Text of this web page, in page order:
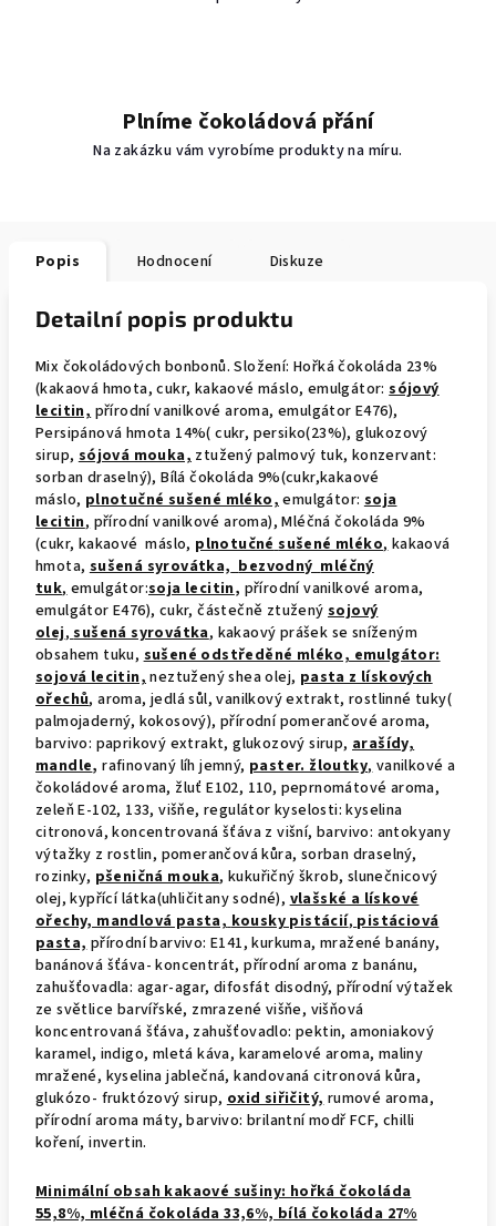
Plníme čokoládová přání
Na zakázku vám vyrobíme produkty na míru.
Popis Hodnocení Diskuze
Detailní popis produktu
Mix čokoládových bonbonů. Složení: Hořká čokoláda 23%
(kakaová hmota, cukr, kakaové máslo, emulgátor: sójový
lecitin,přírodní vanilkové aroma, emulgátor E476),
Persipánová hmota 14%( cukr, persiko(23%), glukozový
sirup, sójová mouka, ztužený palmový tuk, konzervant:
sorban draselný), Bílá čokoláda 9%(cukr,kakaové
máslo, plnotučné sušené mléko,emulgátor: soja
lecitin,přírodní vanilkové aroma), Mléčná čokoláda 9%
(cukr, kakaové máslo, plnotučnésušené mléko,kakaová
hmota, sušená syrovátka, bezvodnýmléčný
tuk,emulgátor:soja lecitin, přírodní vanilkové aroma,
emulgátor E476), cukr, částečně ztužený sojový
olej,sušená syrovátka, kakaový prášek se sníženým
obsahem tuku, sušené odstředěné mléko, emulgátor:
sojová lecitin,neztužený shea olej, pasta z lískových
ořechů, aroma, jedlá sůl, vanilkový extrakt, rostlinné tuky(
palmojaderný, kokosový), přírodní pomerančové aroma,
barvivo: paprikový extrakt, glukozový sirup, arašídy,
mandle, rafinovaný líh jemný, paster. žloutky,vanilkové a
čokoládové aroma, žluť E102, 110, peprnomátové aroma,
zeleň E-102, 133, višňe, regulátor kyselosti: kyselina
citronová, koncentrovaná šťáva z višní, barvivo: antokyany
výtažky z rostlin, pomerančová kůra, sorban draselný,
rozinky, pšeničná mouka, kukuřičný škrob, slunečnicový
olej, kypřící látka(uhličitany sodné), vlašské a lískové
ořechy, mandlová pasta,kousky pistácií,pistáciová
pasta,přírodní barvivo: E141, kurkuma, mražené banány,
banánová šťáva- koncentrát, přírodní aroma z banánu,
zahušťovadla: agar-agar, difosfát disodný, přírodní výtažek
ze světlice barvířské, zmrazené višňe, višňová
koncentrovaná šťáva, zahušťovadlo: pektin, amoniakový
karamel, indigo, mletá káva, karamelové aroma, maliny
mražené, kyselina jablečná, kandovaná citronová kůra,
glukózo- fruktózový sirup, oxid siřičitý,rumové aroma,
přírodní aroma máty, barvivo: brilantní modř FCF, chilli
koření, invertin.
Minimální obsah kakaové sušiny: hořká čokoláda
55,8%, mléčná čokoláda 33,6%, bílá čokoláda 27%